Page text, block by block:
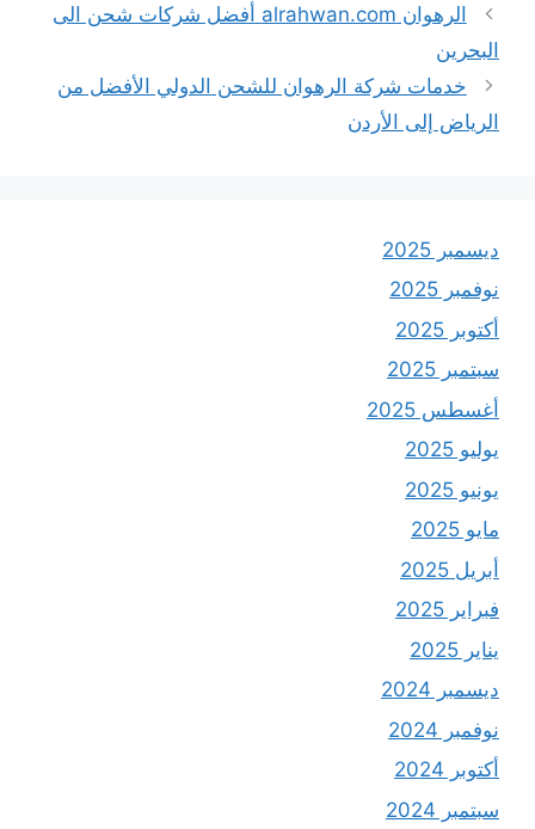
الرهوان alrahwan.com أفضل شركات شحن الى
البحرين
خدمات شركة الرهوان للشحن الدولي الأفضل من
الرياض إلى الأردن
ديسمبر 2025
نوفمبر 2025
أكتوبر 2025
سبتمبر 2025
أغسطس 2025
يوليو 2025
يونيو 2025
مايو 2025
أبريل 2025
فبراير 2025
يناير 2025
ديسمبر 2024
نوفمبر 2024
أكتوبر 2024
سبتمبر 2024